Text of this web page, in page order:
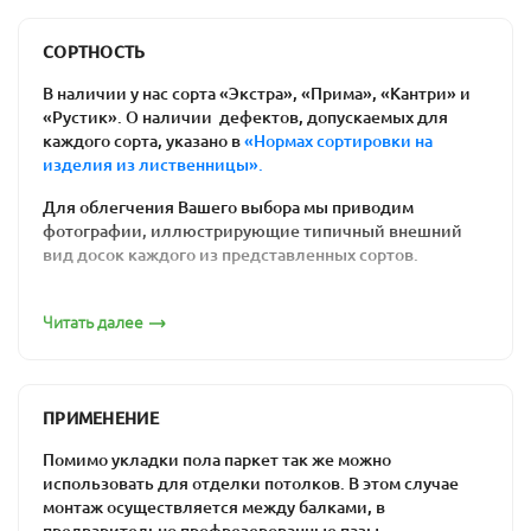
простудятся, резвясь на полу. Возникновение
не грозит.
Соблюдение экологических требований к
материалам отделки внутри помещений.
Доска состоит целиком из натуральной
древесины.
Простота ремонта напольного покрытия: вам
новые.
дорогим, чем половая доска из предлагаемых
нами пород древесины. Встречаются и
уникальные по стоимости товары -дешевая
паркетная досказа счет низкого сорта. При
СОРТНОСТЬ
В наличии у нас сорта «Экстра», «Прима», «Кантри» и
«Рустик». О наличии дефектов, допускаемых для
каждого сорта, указано в«Нормах сортировки на
изделия из лиственницы».
Для облегчения Вашего выбора мы приводим
фотографии, иллюстрирующие типичный внешний
вид досок каждого из представленных сортов.
Читать далее
ПРИМЕНЕНИЕ
Помимо укладки пола паркет так же можно
использовать для отделки потолков. В этом случае
монтаж осуществляется между балками, в